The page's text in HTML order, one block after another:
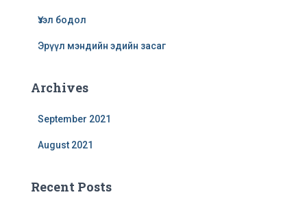
Үзэл бодол
Эрүүл мэндийн эдийн засаг
Archives
September 2021
August 2021
Recent Posts